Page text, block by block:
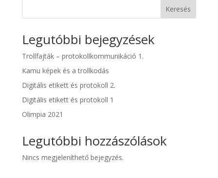
Keresés
Legutóbbi bejegyzések
Trollfajták – protokollkommunikáció 1.
Kamu képek és a trollkodás
Digitális etikett és protokoll 2.
Digitális etikett és protokoll 1
Olimpia 2021
Legutóbbi hozzászólások
Nincs megjeleníthető bejegyzés.